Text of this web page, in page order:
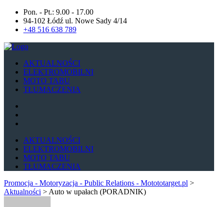
Pon. - Pt.: 9.00 - 17.00
94-102 Łódź ul. Nowe Sady 4/14
+48 516 638 789
AKTUALNOŚCI
ELEKTROMOBILNI
MOTO TABU
TŁUMACZENIA
AKTUALNOŚCI
ELEKTROMOBILNI
MOTO TABU
TŁUMACZENIA
Promocja - Motoryzacja - Public Relations - Motototarget.pl >
Aktualności > Auto w upałach (PORADNIK)